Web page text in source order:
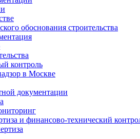
обоснования строительства
контроль
в Москве
документации
и финансово-технический